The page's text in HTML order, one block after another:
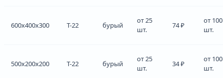
600x400x300 Т-22 бурый
от 25
шт.
74 ₽
от 100
шт.
500x200x200 Т-22 бурый
от 25
шт.
34 ₽
от 100
шт.